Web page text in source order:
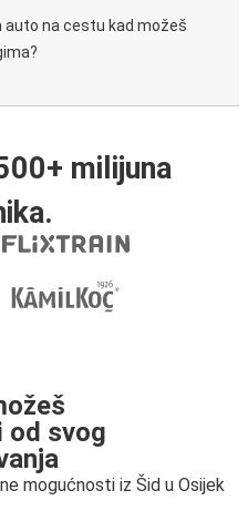
auto na cestu kad možeš
milijuna
od svog
mogućnosti iz Šid u Osijek